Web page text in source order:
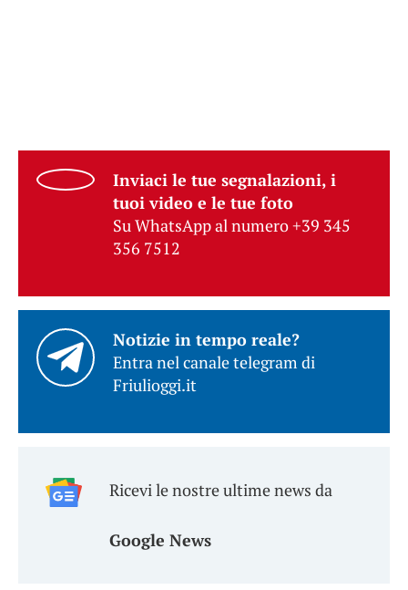
Inviaci le tue segnalazioni, i
tuoi video e le tue foto
Su WhatsApp al numero +39 345
356 7512
Notizie in tempo reale?
Entra nel canale telegram di
Friulioggi.it
Ricevi le nostre ultime news da
Google News